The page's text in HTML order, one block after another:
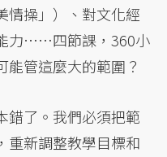
情操」）、對文化經
力……四節課，360小
能管這麼大的範圍？
錯了。我們必須把範
重新調整教學目標和